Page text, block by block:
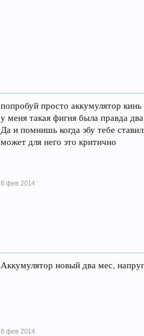
попробуй просто аккумулятор кинь
у меня такая фигня была правда
Да и помнишь когда эбу тебе
может для него это критично
8 фев 2014
Аккумулятор новый два мес,
8 фев 2014